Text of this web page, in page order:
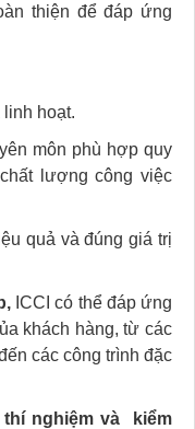
thiện để đáp ứng
linh hoạt.
môn phù hợp quy
lượng công việc
quả và đúng giá trị
ICCI có thể đáp ứng
khách hàng, từ các
các công trình đặc
thí nghiệm và kiểm